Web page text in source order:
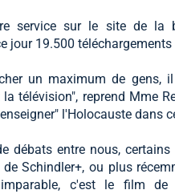
service sur le site de la
jour 19.500
un maximum de gens,
télévision", reprend Mme
l'Holocauste dans
débats entre nous,
Schindler+, ou plus
c'est le film de